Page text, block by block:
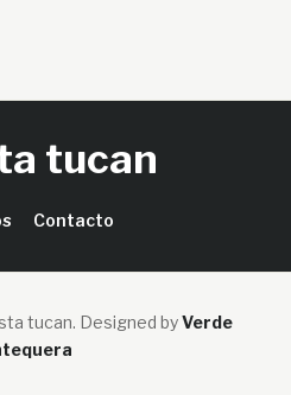
tucan
Contacto
tucan. Designed byVerde